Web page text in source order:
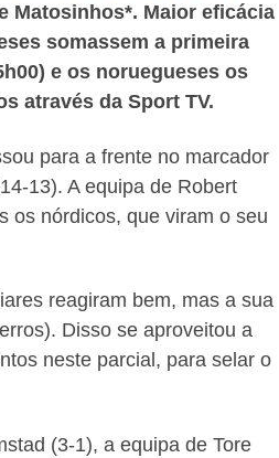
Matosinhos*. Maior eficácia
somassem a primeira
e os noruegueses os
através da Sport TV.
para a frente no marcador
13). A equipa de Robert
os nórdicos, que viram o seu
reagiram bem, mas a sua
Disso se aproveitou a
neste parcial, para selar o
(3-1), a equipa de Tore